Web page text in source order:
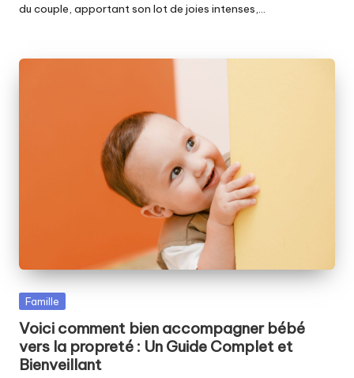
du couple, apportant son lot de joies intenses,…
Posted
Famille
Voici comment bien accompagner bébé
vers la propreté : Un Guide Complet et
Bienveillant